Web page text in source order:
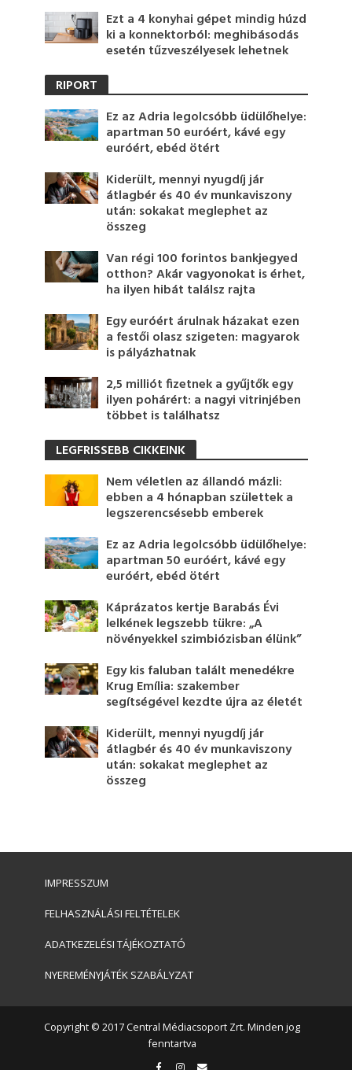
Ezt a 4 konyhai gépet mindig húzd
ki a konnektorból: meghibásodás
esetén tűzveszélyesek lehetnek
RIPORT
Ez az Adria legolcsóbb üdülőhelye:
apartman 50 euróért, kávé egy
euróért, ebéd ötért
Kiderült, mennyi nyugdíj jár
átlagbér és 40 év munkaviszony
után: sokakat meglephet az
összeg
Van régi 100 forintos bankjegyed
otthon? Akár vagyonokat is érhet,
ha ilyen hibát találsz rajta
Egy euróért árulnak házakat ezen
a festői olasz szigeten: magyarok
is pályázhatnak
2,5 milliót fizetnek a gyűjtők egy
ilyen pohárért: a nagyi vitrinjében
többet is találhatsz
LEGFRISSEBB CIKKEINK
Nem véletlen az állandó mázli:
ebben a 4 hónapban születtek a
legszerencsésebb emberek
Ez az Adria legolcsóbb üdülőhelye:
apartman 50 euróért, kávé egy
euróért, ebéd ötért
Káprázatos kertje Barabás Évi
lelkének legszebb tükre: „A
növényekkel szimbiózisban élünk”
Egy kis faluban talált menedékre
Krug Emília: szakember
segítségével kezdte újra az életét
Kiderült, mennyi nyugdíj jár
átlagbér és 40 év munkaviszony
után: sokakat meglephet az
összeg
IMPRESSZUM
FELHASZNÁLÁSI FELTÉTELEK
ADATKEZELÉSI TÁJÉKOZTATÓ
NYEREMÉNYJÁTÉK SZABÁLYZAT
Copyright © 2017 Central Médiacsoport Zrt. Minden jog
fenntartva